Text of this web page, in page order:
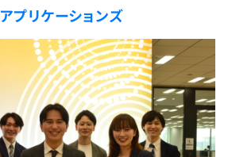
プリケーションズ